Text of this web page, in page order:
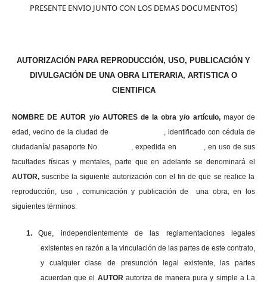
PRESENTE ENVIO JUNTO CON LOS DEMAS DOCUMENTOS)
AUTORIZACIÓN PARA REPRODUCCIÓN, USO, PUBLICACIÓN Y
DIVULGACIÓN DE UNA OBRA LITERARIA, ARTISTICA O
CIENTIFICA
NOMBRE DE AUTOR y/o AUTORES de la obra y/o artículo, mayor de
edad, vecino de la ciudad de , identificado con cédula de
ciudadanía/ pasaporte No. , expedida en , en uso de sus
facultades físicas y mentales, parte que en adelante se denominará el
AUTOR,suscribe la siguiente autorización con el fin de que se realice la
reproducción, uso , comunicación y publicación de una obra, en los
siguientes términos:
1.
Que, independientemente de las reglamentaciones legales
existentes en razón a la vinculación de las partes de este contrato,
y cualquier clase de presunción legal existente, las partes
acuerdan que el AUTOR autoriza de manera pura y simple a La